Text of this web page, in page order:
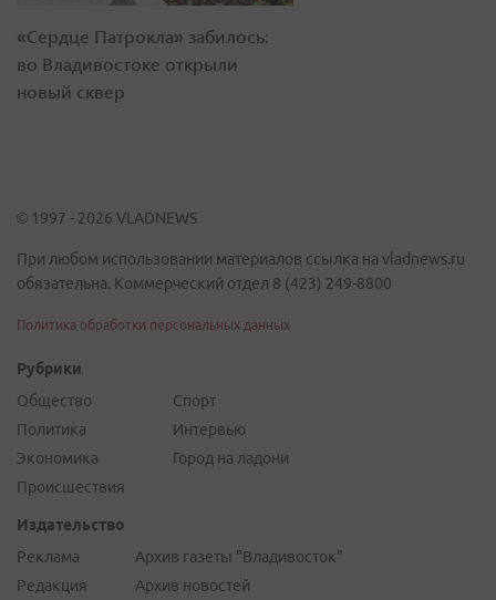
«Сердце Патрокла» забилось:
во Владивостоке открыли
новый сквер
© 1997 - 2026 VLADNEWS
При любом использовании материалов ссылка на vladnews.ru
обязательна. Коммерческий отдел 8 (423) 249-8800
Политика обработки персональных данных
Рубрики
Общество
Политика
Экономика
Происшествия
Спорт
Интервью
Город на ладони
Издательство
Реклама
Редакция
Архив газеты "Владивосток"
Архив новостей